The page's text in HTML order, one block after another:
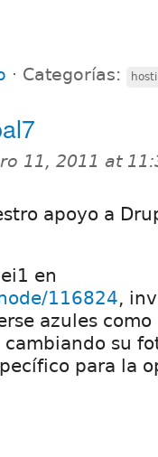
⋅ Categorías:
11, 2011 at
apoyo a
en
116824,
azules
su
para la